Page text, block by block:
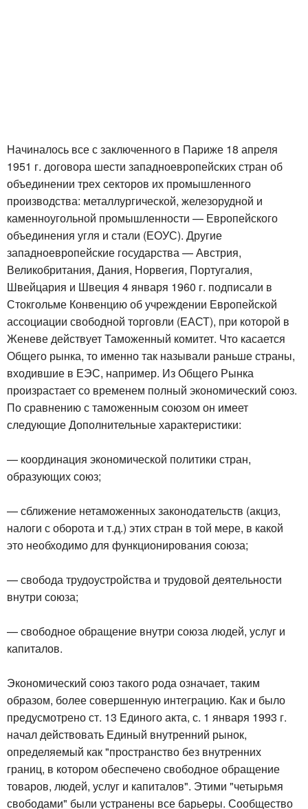
Начиналось все с заключенного в Париже 18 апреля
1951 г. договора шести западноевропейских стран об
объединении трех секторов их промышленного
производства: металлургической, железорудной и
каменноугольной промышленности — Европейского
объединения угля и стали (ЕОУС). Другие
западноевропейские государства — Австрия,
Великобритания, Дания, Норвегия, Португалия,
Швейцария и Швеция 4 января 1960 г. подписали в
Стокгольме Конвенцию об учреждении Европейской
ассоциации свободной торговли (ЕАСТ), при которой в
Женеве действует Таможенный комитет. Что касается
Общего рынка, то именно так называли раньше страны,
входившие в ЕЭС, например. Из Общего Рынка
произрастает со временем полный экономический союз.
По сравнению с таможенным союзом он имеет
следующие Дополнительные характеристики:
— координация экономической политики стран,
образующих союз;
— сближение нетаможенных законодательств (акциз,
налоги с оборота и т.д.) этих стран в той мере, в какой
это необходимо для функционирования союза;
— свобода трудоустройства и трудовой деятельности
внутри союза;
— свободное обращение внутри союза людей, услуг и
капиталов.
Экономический союз такого рода означает, таким
образом, более совершенную интеграцию. Как и было
предусмотрено ст. 13 Единого акта, с. 1 января 1993 г.
начал действовать Единый внутренний рынок,
определяемый как "пространство без внутренних
границ, в котором обеспечено свободное обращение
товаров, людей, услуг и капиталов". Этими "четырьмя
свободами" были устранены все барьеры. Сообщество